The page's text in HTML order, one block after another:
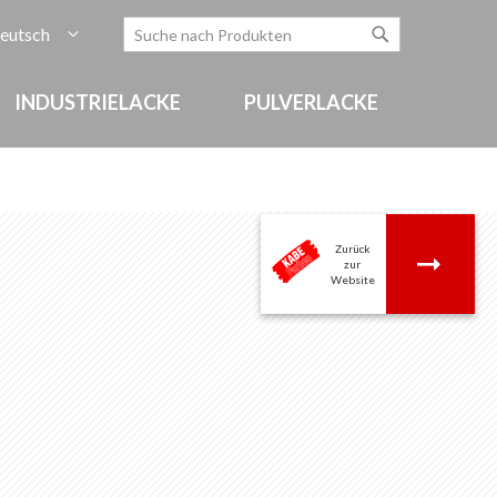
Search
Zurück
zur
Website
INDUSTRIELACKE PULVERLACKE